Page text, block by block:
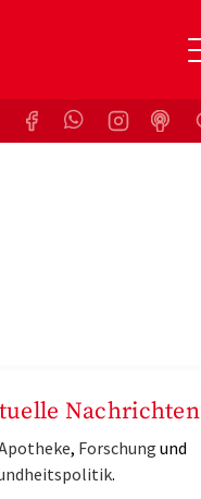
KrankenkasseSuchen
Nachrichten
, Forschung und
.